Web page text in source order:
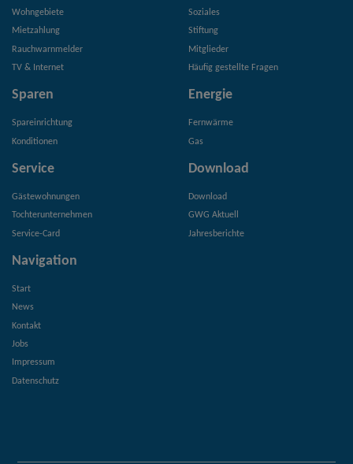
Wohngebiete
Mietzahlung
Rauchwarnmelder
TV & Internet
Soziales
Stiftung
Mitglieder
Häufig gestellte Fragen
Sparen
Spareinrichtung
Konditionen
Energie
Fernwärme
Gas
Service
Gästewohnungen
Tochterunternehmen
Service-Card
Download
Download
GWG Aktuell
Jahresberichte
Navigation
Start
News
Kontakt
Jobs
Impressum
Datenschutz